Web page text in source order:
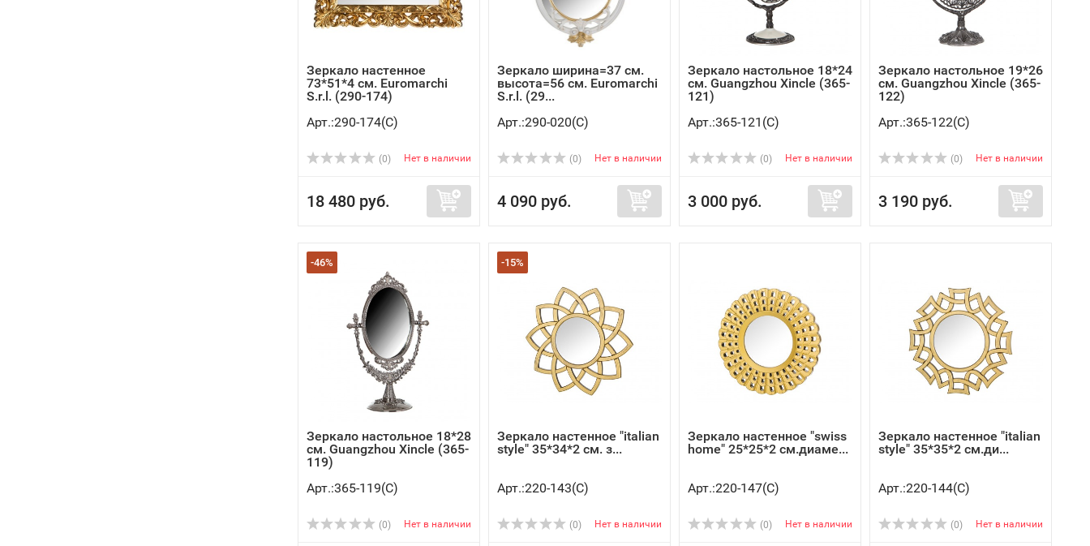
Зеркало настенное
73*51*4 см. Euromarchi
S.r.l. (290-174)
Арт.:290-174(C)
(0) Нет в наличии
18 480 руб.
Зеркало ширина=37 см.
высота=56 см. Euromarchi
S.r.l. (29...
Арт.:290-020(C)
(0) Нет в наличии
4 090 руб.
Зеркало настольное 18*24
см. Guangzhou Xincle (365-
121)
Арт.:365-121(C)
(0) Нет в наличии
3 000 руб.
Зеркало настольное 19*26
см. Guangzhou Xincle (365-
122)
Арт.:365-122(C)
(0) Нет в наличии
3 190 руб.
-46%
Зеркало настольное 18*28
см. Guangzhou Xincle (365-
119)
Арт.:365-119(C)
(0) Нет в наличии
-15%
Зеркало настенное "italian
style" 35*34*2 см. з...
Арт.:220-143(C)
(0) Нет в наличии
Зеркало настенное "swiss
home" 25*25*2 см.диаме...
Арт.:220-147(C)
(0) Нет в наличии
Зеркало настенное "italian
style" 35*35*2 см.ди...
Арт.:220-144(C)
(0) Нет в наличии